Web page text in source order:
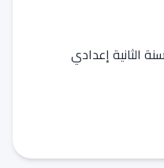
الثانية إعدادي